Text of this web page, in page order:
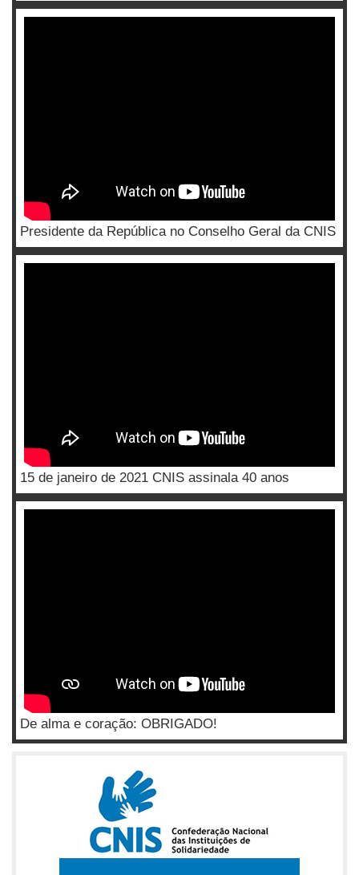
Presidente da República no Conselho Geral da CNIS
15 de janeiro de 2021 CNIS assinala 40 anos
De alma e coração: OBRIGADO!